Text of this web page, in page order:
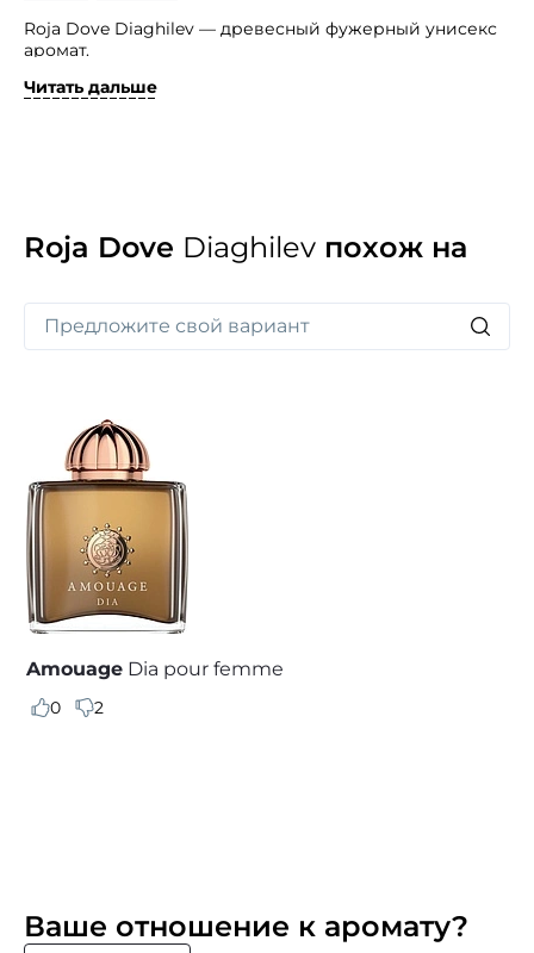
Roja Dove Diaghilev — древесный фужерный унисекс
аромат.
Этот глубокий, сладострастный аромат
Diaghilev составляют лимон, бергамот
и корсиканский апельсин; жасмин и роза наполняют
мох, пачули и ваниль.
Читать дальше
Roja Dove Diaghilev похож на
Amouage Dia pour femme
0 2
Ваше отношение к аромату?